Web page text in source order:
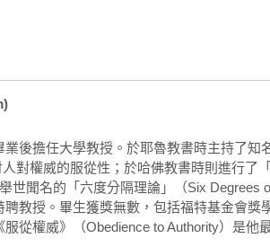
過一般不會將米爾格蘭歸為勒文學派，舉例
克特（Stanley Schachter）、李．羅斯（
是勒文的路線。不過，米爾格蘭利用實驗
這種做法本質上與勒文社會心理學的研究
從思索德國民眾輕易服從納粹權威開始的
勒實行最終解決方案對猶太人進行屠殺。米
，但猶太人大屠殺有沒有可能會在他自己
可能在美國發生，但米爾格蘭卻對大家的
家漢娜．鄂倫（Hannah Arendt）所謂「
色列觀察公審二戰的戰犯艾克曼（Adolf
執行大屠殺就像公務員在執行一般的公務
其正當性有所質疑，甚至對被電擊者產生
作。漢娜．鄂倫提醒我們，不是很邪惡的人
指示，仍會做出邪惡的事，甚至大多數的
後擔任大學教授。於耶魯教書時主持了知
對權威的服從性；於哈佛教書時則進行了「
世聞名的「六度分隔理論」（Six Degrees
教授。畢生獲獎無數，包括福特基金會獎
從權威》（Obedience to Authority）是他